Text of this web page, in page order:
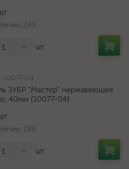
249
+ шт
10077-04
ЗУБР "Мастер" нержавеющее
40мм {10077-04}
189
+ шт